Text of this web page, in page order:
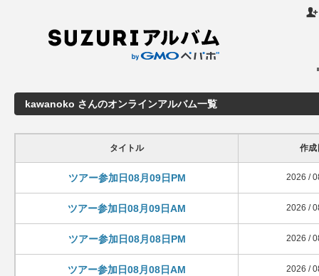

kawanoko さんのオンラインアルバム一覧
タイトル 作成
ツアー参加日08月09日PM 2026 /
ツアー参加日08月09日AM 2026 /
ツアー参加日08月08日PM 2026 /
ツアー参加日08月08日AM 2026 /